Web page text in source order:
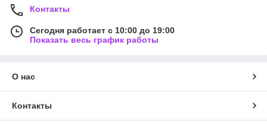
Контакты
Сегодня работает с 10:00 до 19:00
Показать весь график работы
О нас
Контакты